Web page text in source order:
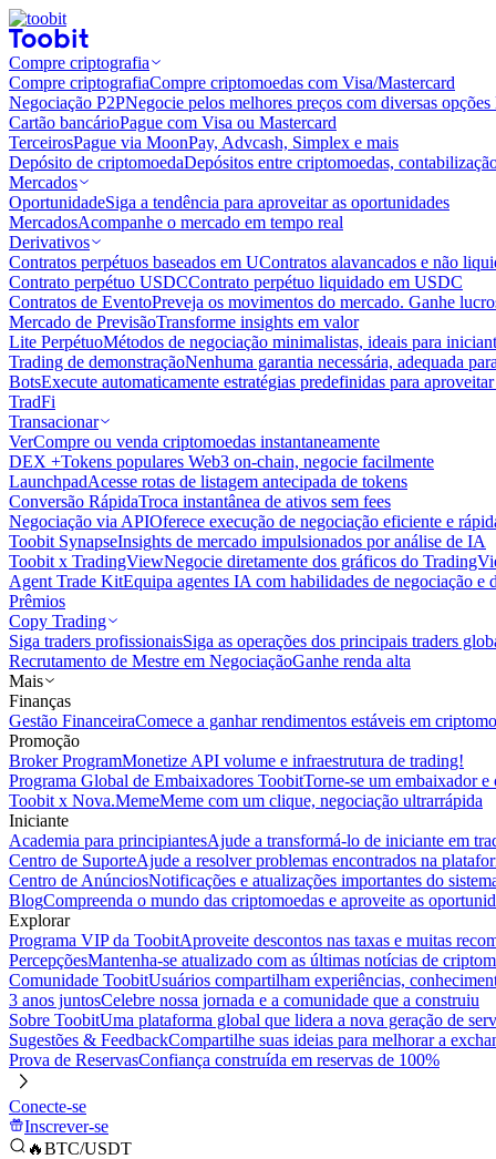
Compre criptografia
Compre criptografiaCompre criptomoedas com Visa/Mastercard
Negociação P2PNegocie pelos melhores preços com diversas
Cartão bancárioPague com Visa ou Mastercard
TerceirosPague via MoonPay, Advcash, Simplex e mais
Depósito de criptomoedaDepósitos entre criptomoedas,
Mercados
OportunidadeSiga a tendência para aproveitar as oportunidades
MercadosAcompanhe o mercado em tempo real
Derivativos
Contratos perpétuos baseados em UContratos alavancados e não
Contrato perpétuo USDCContrato perpétuo liquidado em USDC
Contratos de EventoPreveja os movimentos do mercado. Ganhe
Mercado de PrevisãoTransforme insights em valor
Lite PerpétuoMétodos de negociação minimalistas, ideais para
Trading de demonstraçãoNenhuma garantia necessária, adequada
BotsExecute automaticamente estratégias predefinidas para
TradFi
Transacionar
VerCompre ou venda criptomoedas instantaneamente
DEX +Tokens populares Web3 on-chain, negocie facilmente
LaunchpadAcesse rotas de listagem antecipada de tokens
Conversão RápidaTroca instantânea de ativos sem fees
Negociação via APIOferece execução de negociação eficiente e
Toobit SynapseInsights de mercado impulsionados por análise de IA
Toobit x TradingViewNegocie diretamente dos gráficos do
Agent Trade KitEquipa agentes IA com habilidades de negociação e
Prêmios
Copy Trading
Siga traders profissionaisSiga as operações dos principais traders
Recrutamento de Mestre em NegociaçãoGanhe renda alta
Mais
Finanças
Gestão FinanceiraComece a ganhar rendimentos estáveis em
Promoção
Broker ProgramMonetize API volume e infraestrutura de trading!
Programa Global de Embaixadores ToobitTorne-se um embaixador
Toobit x Nova.MemeMeme com um clique, negociação ultrarrápida
Iniciante
Academia para principiantesAjude a transformá-lo de iniciante em
Centro de SuporteAjude a resolver problemas encontrados na
Centro de AnúnciosNotificações e atualizações importantes do
BlogCompreenda o mundo das criptomoedas e aproveite as
Explorar
Programa VIP da ToobitAproveite descontos nas taxas e muitas
PercepçõesMantenha-se atualizado com as últimas notícias de
Comunidade ToobitUsuários compartilham experiências,
3 anos juntosCelebre nossa jornada e a comunidade que a construiu
Sobre ToobitUma plataforma global que lidera a nova geração de
Sugestões & FeedbackCompartilhe suas ideias para melhorar a
Prova de ReservasConfiança construída em reservas de 100%
Conecte-se
Inscrever-se
🔥BTC/USDT